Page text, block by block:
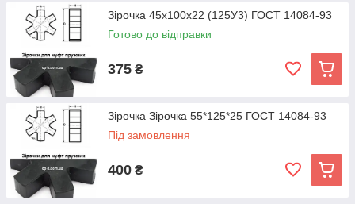
Зірочка 45х100х22 (125У3) ГОСТ 14084-93
Готово до відправки
375 ₴
Зірочка Зірочка 55*125*25 ГОСТ 14084-93
Під замовлення
400 ₴